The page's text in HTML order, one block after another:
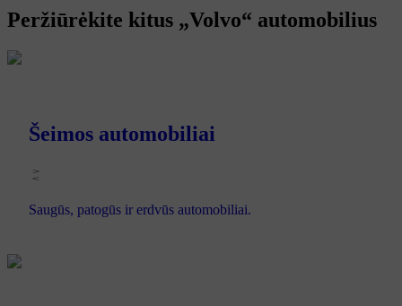
Peržiūrėkite kitus „Volvo“ automobilius
Šeimos automobiliai
Saugūs, patogūs ir erdvūs automobiliai.